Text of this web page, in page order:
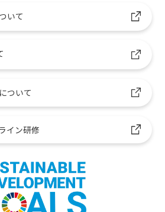
いて
ついて
イン研修